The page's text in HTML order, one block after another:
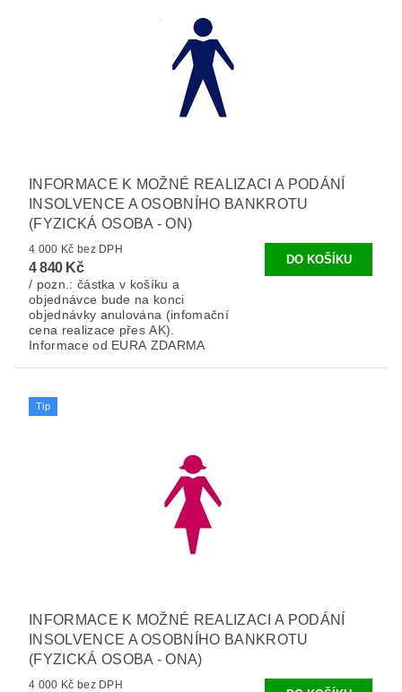
INFORMACE K MOŽNÉ REALIZACI A PODÁNÍ
INSOLVENCE A OSOBNÍHO BANKROTU
(FYZICKÁ OSOBA - ON)
4 000 Kč bez DPH
4 840 Kč
/ pozn.: částka v košíku a
objednávce bude na konci
objednávky anulována (infomační
cena realizace přes AK).
Informace od EURA ZDARMA
Tip
INFORMACE K MOŽNÉ REALIZACI A PODÁNÍ
INSOLVENCE A OSOBNÍHO BANKROTU
(FYZICKÁ OSOBA - ONA)
4 000 Kč bez DPH